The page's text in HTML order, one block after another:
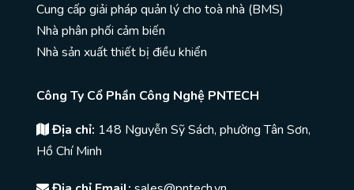
Cung cấp giải pháp quản lý cho toà nhà (BMS)
Nhà phân phối cảm biến
Nhà sản xuất thiết bị điều khiển
Công Ty Cổ Phần Công Nghệ PNTECH
Địa chỉ: 148 Nguyễn Sỹ Sách, phường Tân Sơn,
Hồ Chí Minh